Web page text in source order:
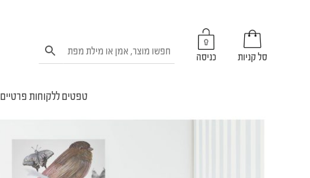
סל קניות כניסה
טפטים ללקוחות פרטיים